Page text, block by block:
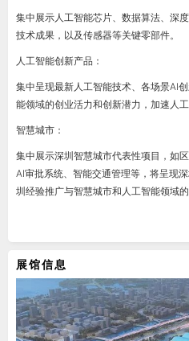
集中展示人工智能芯片、数据算法、深
技术成果，以及传感器等关键零部件。
人工智能创新产品：
集中呈现最新人工智能技术、各场景AI
能领域的创业活力和创新潜力，加速人工
智慧城市：
集中展示深圳智慧城市代表性项目，如
AI审批系统、智能交通管理等，将呈现
圳经验推广与智慧城市和人工智能领域的
展馆信息